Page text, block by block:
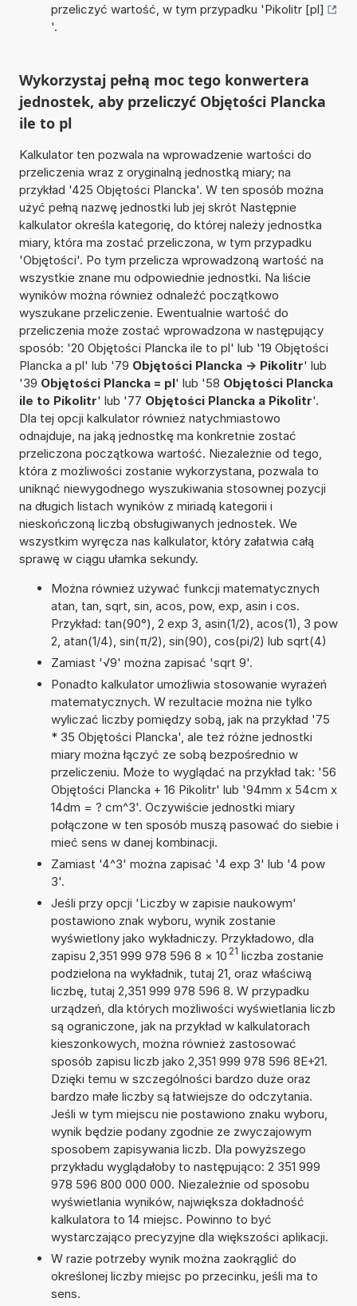
przeliczyć wartość, w tym przypadku 'Pikolitr [pl]
'.
Wykorzystaj pełną moc tego konwertera
jednostek, aby przeliczyć Objętości Plancka
ile to pl
Kalkulator ten pozwala na wprowadzenie wartości do
przeliczenia wraz z oryginalną jednostką miary; na
przykład '425 Objętości Plancka'. W ten sposób można
użyć pełną nazwę jednostki lub jej skrót Następnie
kalkulator określa kategorię, do której należy jednostka
miary, która ma zostać przeliczona, w tym przypadku
'Objętości'. Po tym przelicza wprowadzoną wartość na
wszystkie znane mu odpowiednie jednostki. Na liście
wyników można również odnaleźć początkowo
wyszukane przeliczenie. Ewentualnie wartość do
przeliczenia może zostać wprowadzona w następujący
sposób: '20 Objętości Plancka ile to pl' lub '19 Objętości
Plancka a pl' lub '79 Objętości Plancka -> Pikolitr' lub
'39 Objętości Plancka = pl' lub '58 Objętości Plancka
ile to Pikolitr' lub '77 Objętości Plancka a Pikolitr'.
Dla tej opcji kalkulator również natychmiastowo
odnajduje, na jaką jednostkę ma konkretnie zostać
przeliczona początkowa wartość. Niezależnie od tego,
która z możliwości zostanie wykorzystana, pozwala to
uniknąć niewygodnego wyszukiwania stosownej pozycji
na długich listach wyników z miriadą kategorii i
nieskończoną liczbą obsługiwanych jednostek. We
wszystkim wyręcza nas kalkulator, który załatwia całą
sprawę w ciągu ułamka sekundy.
Można również używać funkcji matematycznych
atan, tan, sqrt, sin, acos, pow, exp, asin i cos.
Przykład: tan(90°), 2 exp 3, asin(1/2), acos(1), 3 pow
2, atan(1/4), sin(π/2), sin(90), cos(pi/2) lub sqrt(4)
Zamiast '√9' można zapisać 'sqrt 9'.
Ponadto kalkulator umożliwia stosowanie wyrażeń
matematycznych. W rezultacie można nie tylko
wyliczać liczby pomiędzy sobą, jak na przykład '75
* 35 Objętości Plancka', ale też różne jednostki
miary można łączyć ze sobą bezpośrednio w
przeliczeniu. Może to wyglądać na przykład tak: '56
Objętości Plancka + 16 Pikolitr' lub '94mm x 54cm x
14dm = ? cm^3'. Oczywiście jednostki miary
połączone w ten sposób muszą pasować do siebie i
mieć sens w danej kombinacji.
Zamiast '4^3' można zapisać '4 exp 3' lub '4 pow
3'.
Jeśli przy opcji 'Liczby w zapisie naukowym'
postawiono znak wyboru, wynik zostanie
wyświetlony jako wykładniczy. Przykładowo, dla
zapisu 2,351 999 978 596 8 × 10 21 liczba zostanie
podzielona na wykładnik, tutaj 21, oraz właściwą
liczbę, tutaj 2,351 999 978 596 8. W przypadku
urządzeń, dla których możliwości wyświetlania liczb
są ograniczone, jak na przykład w kalkulatorach
kieszonkowych, można również zastosować
sposób zapisu liczb jako 2,351 999 978 596 8E+21.
Dzięki temu w szczególności bardzo duże oraz
bardzo małe liczby są łatwiejsze do odczytania.
Jeśli w tym miejscu nie postawiono znaku wyboru,
wynik będzie podany zgodnie ze zwyczajowym
sposobem zapisywania liczb. Dla powyższego
przykładu wyglądałoby to następująco: 2 351 999
978 596 800 000 000. Niezależnie od sposobu
wyświetlania wyników, największa dokładność
kalkulatora to 14 miejsc. Powinno to być
wystarczająco precyzyjne dla większości aplikacji.
W razie potrzeby wynik można zaokrąglić do
określonej liczby miejsc po przecinku, jeśli ma to
sens.